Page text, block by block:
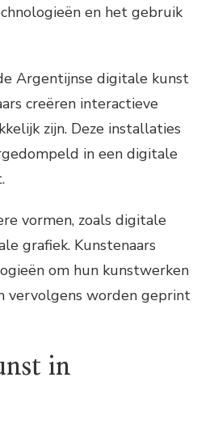
en het gebruik
Argentijnse digitale kunst
creëren interactieve
zijn. Deze installaties
in een digitale
vormen, zoals digitale
grafiek. Kunstenaars
om hun kunstwerken
vervolgens worden geprint
in